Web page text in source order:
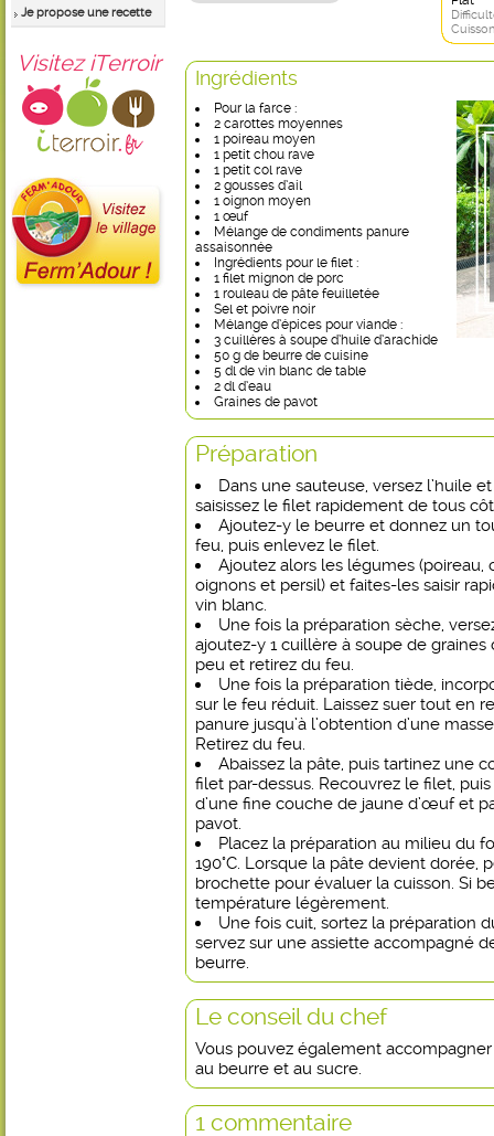
Je propose une recette
Visitez iTerroir
Ingrédients
Pour la farce :
2 carottes moyennes
1 poireau moyen
1 petit chou rave
1 petit col rave
2 gousses d’ail
1 oignon moyen
1 œuf
Mélange de condiments panure
assaisonnée
Ingrédients pour le filet :
1 filet mignon de porc
1 rouleau de pâte feuilletée
Sel et poivre noir
Mélange d’épices pour viande :
3 cuillères à soupe d’huile d’arachide
50 g de beurre de cuisine
5 dl de vin blanc de table
2 dl d’eau
Graines de pavot
Préparation
Dans une sauteuse, versez l’huile
saisissez le filet rapidement de tous
Ajoutez-y le beurre et donnez un
feu, puis enlevez le filet.
Ajoutez alors les légumes (poireau,
oignons et persil) et faites-les saisir
vin blanc.
Une fois la préparation sèche,
ajoutez-y 1 cuillère à soupe de graines
peu et retirez du feu.
Une fois la préparation tiède,
sur le feu réduit. Laissez suer tout en
panure jusqu’à l’obtention d’une
Retirez du feu.
Abaissez la pâte, puis tartinez une
filet par-dessus. Recouvrez le filet,
d’une fine couche de jaune d’œuf et
pavot.
Placez la préparation au milieu du
190°C. Lorsque la pâte devient dorée,
brochette pour évaluer la cuisson. Si
température légèrement.
Une fois cuit, sortez la préparation
servez sur une assiette accompagné
beurre.
Le conseil du chef
Vous pouvez également
au beurre et au sucre.
1 commentaire